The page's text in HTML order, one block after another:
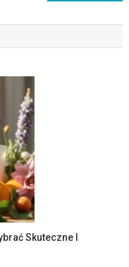
Skuteczne I